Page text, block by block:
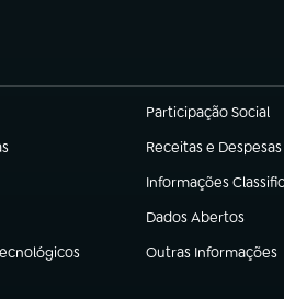
Participação Social
(abre em nova aba)
Receitas e Despesas
(abre em nova aba)
Informações
(abre em nova aba)
Dados Abertos
(abre em nova aba)
Outras Informações
(abre em nova aba)